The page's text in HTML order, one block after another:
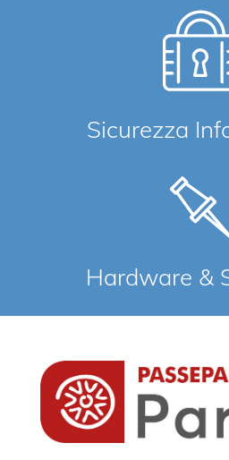
Sicurezza
Hardware &